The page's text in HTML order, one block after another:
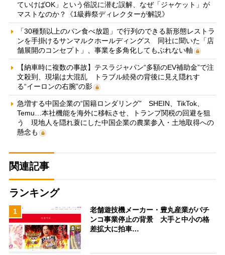
ていけばOK」という俗説に潜む誤解、なぜ「ジャケット」が
マストなのか？《1級葬祭ディレクターが解説》
「30種類以上のパン食べ放題」で行列のできる新形態レストラ
ンを手掛けるサンマルクホールディングス 同社に聞いた「店
舗展開のコンセプト」、事業を多角化してもぶれない軸
【納車時に複数の事故】テスラジャパン“多額のEV補助金”で注
文殺到、現場は大混乱 トラブル続発の背後に見え隠れす
る“イーロンの右腕”の影
急増する中国企業の“国籍ロンダリング” SHEIN、TikTok、
Temu…本社機能を海外に移転させ、トランプ関税の回避を狙
う 現地人を隠れ蓑にした中国企業の農業参入・土地取得への
懸念も
関連記事
ランキング
1
老舗遊技機メーカー・豊丸産業がパチ
ンコ事業停止の背景 大手と中小の格
差拡大に拍車…